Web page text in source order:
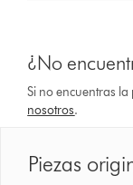
¿No
Si no encuentras
nosotros.
Piezas